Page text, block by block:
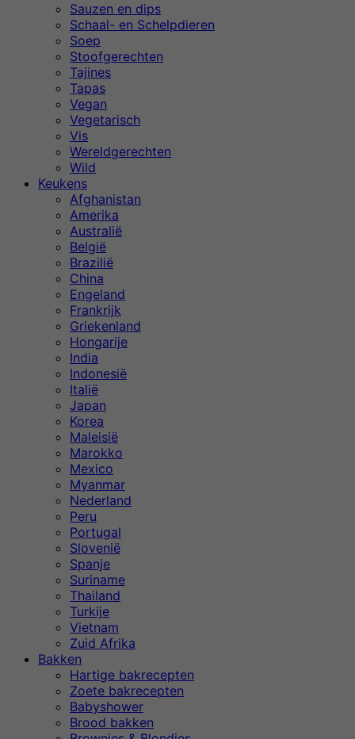
Sauzen en dips
Schaal- en Schelpdieren
Soep
Stoofgerechten
Tajines
Tapas
Vegan
Vegetarisch
Vis
Wereldgerechten
Wild
Keukens
Afghanistan
Amerika
Australië
België
Brazilië
China
Engeland
Frankrijk
Griekenland
Hongarije
India
Indonesië
Italië
Japan
Korea
Maleisië
Marokko
Mexico
Myanmar
Nederland
Peru
Portugal
Slovenië
Spanje
Suriname
Thailand
Turkije
Vietnam
Zuid Afrika
Bakken
Hartige bakrecepten
Zoete bakrecepten
Babyshower
Brood bakken